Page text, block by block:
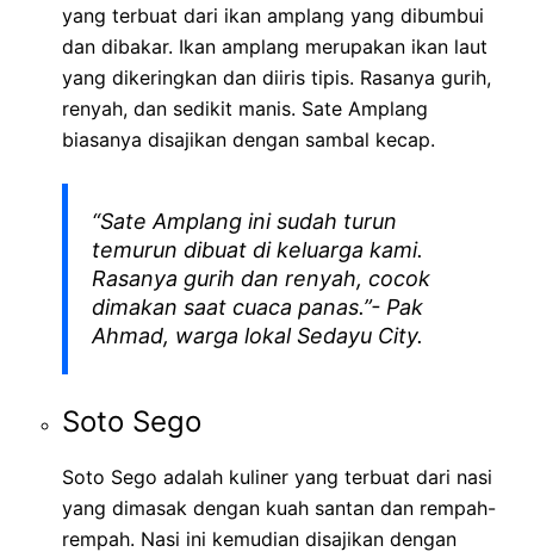
yang terbuat dari ikan amplang yang dibumbui
dan dibakar. Ikan amplang merupakan ikan laut
yang dikeringkan dan diiris tipis. Rasanya gurih,
renyah, dan sedikit manis. Sate Amplang
biasanya disajikan dengan sambal kecap.
“Sate Amplang ini sudah turun
temurun dibuat di keluarga kami.
Rasanya gurih dan renyah, cocok
dimakan saat cuaca panas.”- Pak
Ahmad, warga lokal Sedayu City.
Soto Sego
Soto Sego adalah kuliner yang terbuat dari nasi
yang dimasak dengan kuah santan dan rempah-
rempah. Nasi ini kemudian disajikan dengan